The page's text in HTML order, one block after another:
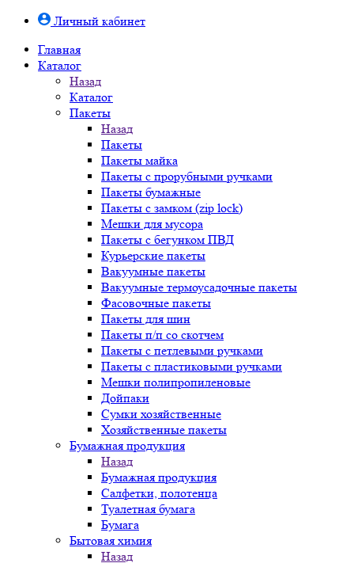
Личный кабинет
Главная
Каталог
Назад
Каталог
Пакеты
Назад
Пакеты
Пакеты майка
Пакеты с прорубными ручками
Пакеты бумажные
Пакеты с замком (zip lock)
Мешки для мусора
Пакеты с бегунком ПВД
Курьерские пакеты
Вакуумные пакеты
Вакуумные термоусадочные пакеты
Фасовочные пакеты
Пакеты для шин
Пакеты п/п со скотчем
Пакеты с петлевыми ручками
Пакеты с пластиковыми ручками
Мешки полипропиленовые
Дойпаки
Сумки хозяйственные
Хозяйственные пакеты
Бумажная продукция
Назад
Бумажная продукция
Салфетки, полотенца
Туалетная бумага
Бумага
Бытовая химия
Назад